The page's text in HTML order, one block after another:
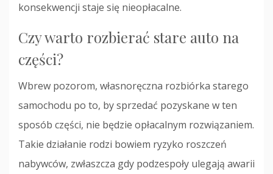
konsekwencji staje się nieopłacalne.
Czy warto rozbierać stare auto na
części?
Wbrew pozorom, własnoręczna rozbiórka starego
samochodu po to, by sprzedać pozyskane w ten
sposób części, nie będzie opłacalnym rozwiązaniem.
Takie działanie rodzi bowiem ryzyko roszczeń
nabywców, zwłaszcza gdy podzespoły ulegają awarii